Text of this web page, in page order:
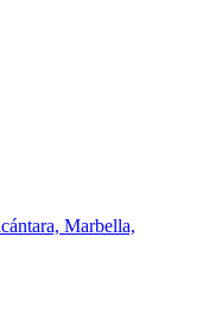
Marbella,